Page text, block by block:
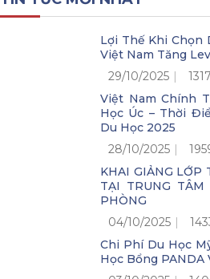
Lợi Thế Khi Chọn
Việt Nam Tăng
29/10/2025
1317
Việt Nam Chính
Học Úc – Thời
Du Học 2025
28/10/2025
KHAI GIẢNG LỚP
TẠI TRUNG
PHÒNG
04/10/2025
Chi Phí Du Học
Học Bổng PANDA